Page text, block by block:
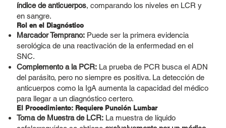
índice de anticuerpos, comparando los niveles en LCR y
en sangre.
Rol en el Diagnóstico
Marcador Temprano:Puede ser la primera evidencia
serológica de una reactivación de la enfermedad en el
SNC.
Complemento a la PCR:La prueba de PCR busca el ADN
del parásito, pero no siempre es positiva. La detección de
anticuerpos como la IgA aumenta la capacidad del médico
para llegar a un diagnóstico certero.
El Procedimiento: Requiere Punción Lumbar
Toma de Muestra de LCR:La muestra de líquido